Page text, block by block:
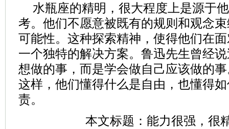
水瓶座的精明，很大程度上是源于
考。他们不愿意被既有的规则和观念
可能性。这种探索精神，使得他们在
一个独特的解决方案。鲁迅先生曾经
想做的事，而是学会做自己应该做的
这样，他们懂得什么是自由，也懂得
责。
本文标题： 能力很强，很